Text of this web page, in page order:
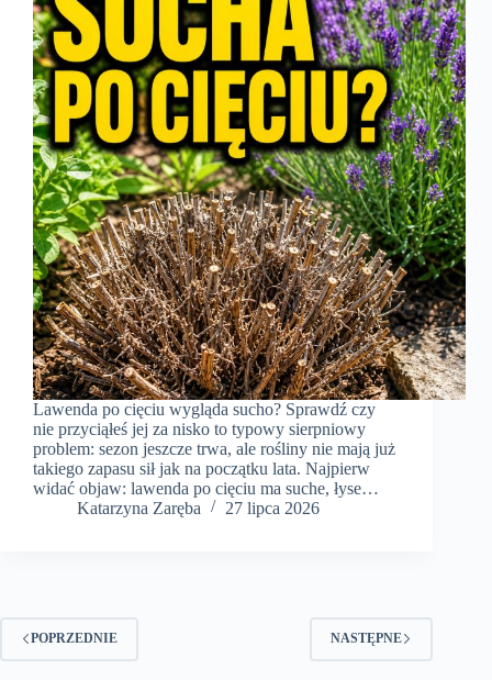
Lawenda po cięciu wygląda sucho? Sprawdź czy
nie przyciąłeś jej za nisko to typowy sierpniowy
problem: sezon jeszcze trwa, ale rośliny nie mają już
takiego zapasu sił jak na początku lata. Najpierw
widać objaw: lawenda po cięciu ma suche, łyse…
Katarzyna Zaręba
27 lipca 2026
POPRZEDNIE NASTĘPNE